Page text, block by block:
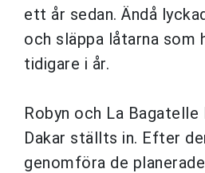
ett år sedan. Ändå
och släppa låtarna som
tidigare i år.
Robyn och La
Dakar ställts in. Efter
genomföra de